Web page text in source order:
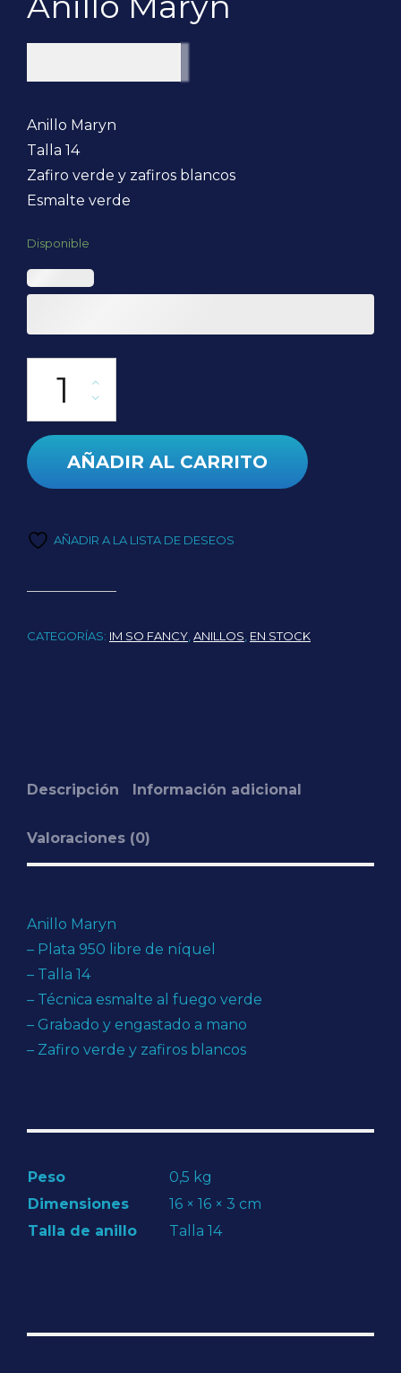
Anillo Maryn
Talla 14
Zafiro verde y zafiros blancos
Esmalte verde
Disponible
AÑADIR AL CARRITO
AÑADIR A LA LISTA DE DESEOS
CATEGORÍAS: IM SO FANCY ANILLOS EN STOCK
Descripción Información adicional
Valoraciones (0)
Anillo Maryn
– Plata 950 libre de níquel
– Talla 14
– Técnica esmalte al fuego verde
– Grabado y engastado a mano
– Zafiro verde y zafiros blancos
Peso
0,5 kg
Dimensiones
16 × 16 × 3 cm
Talla de anillo
Talla 14